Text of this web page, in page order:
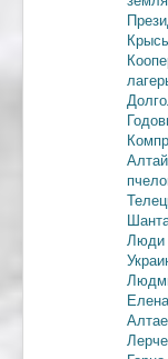
Люди
Алтае